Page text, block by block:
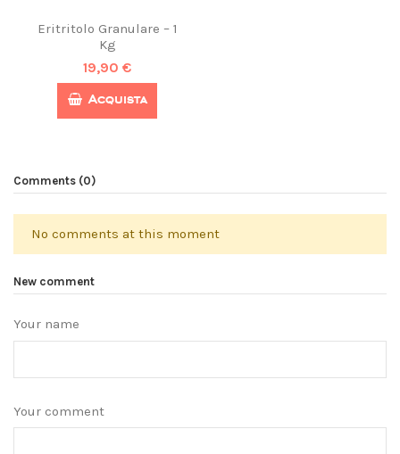
Eritritolo Granulare – 1
Kg
19,90 €
Acquista
Comments (0)
No comments at this moment
New comment
Your name
Your comment